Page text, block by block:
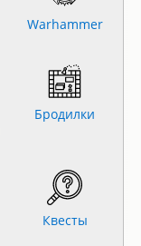
Warhammer
Бродилки
Квесты